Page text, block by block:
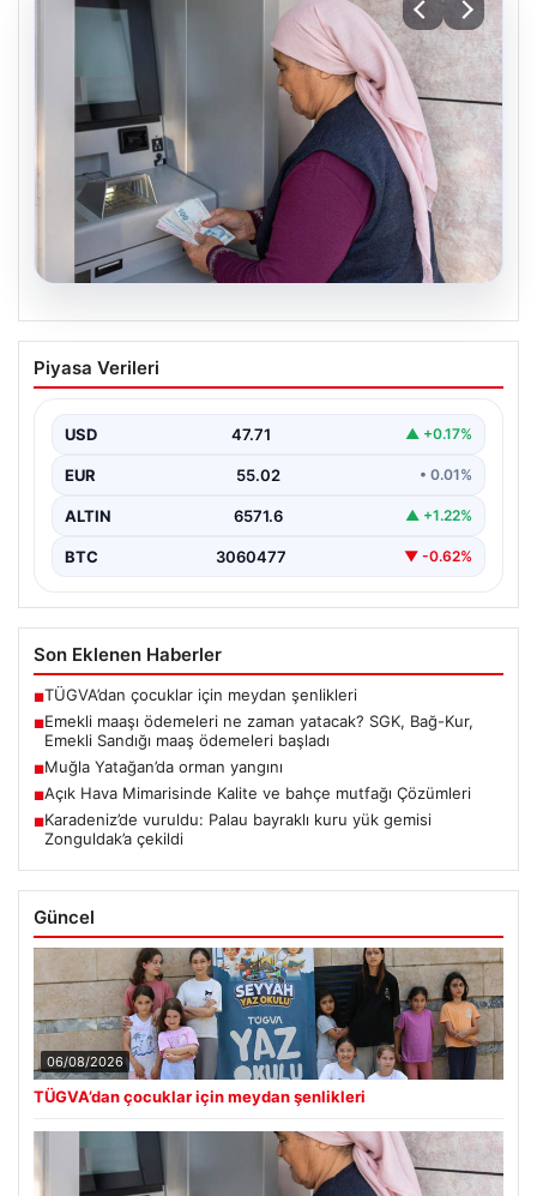
Emekli maaşı ödemeleri ne zaman
yatacak? SGK, Bağ-Kur, Emekli Sandığı
Piyasa Verileri
USD 47.71 ▲ +0.17%
EUR 55.02 • 0.01%
ALTIN 6571.6 ▲ +1.22%
BTC 3060477 ▼ -0.62%
Son Eklenen Haberler
■TÜGVA’dan çocuklar için meydan şenlikleri
■Emekli maaşı ödemeleri ne zaman yatacak? SGK, Bağ-Kur,
Emekli Sandığı maaş ödemeleri başladı
■Muğla Yatağan’da orman yangını
■Açık Hava Mimarisinde Kalite ve bahçe mutfağı Çözümleri
■Karadeniz’de vuruldu: Palau bayraklı kuru yük gemisi
Zonguldak’a çekildi
Güncel
06/08/2026
TÜGVA’dan çocuklar için meydan şenlikleri